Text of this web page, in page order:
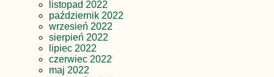
listopad 2022
październik 2022
wrzesień 2022
sierpień 2022
lipiec 2022
czerwiec 2022
maj 2022